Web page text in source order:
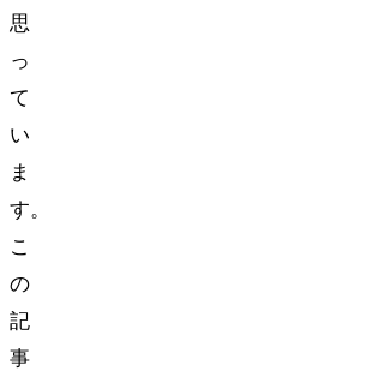
思
っ
て
い
ま
す。
こ
の
記
事